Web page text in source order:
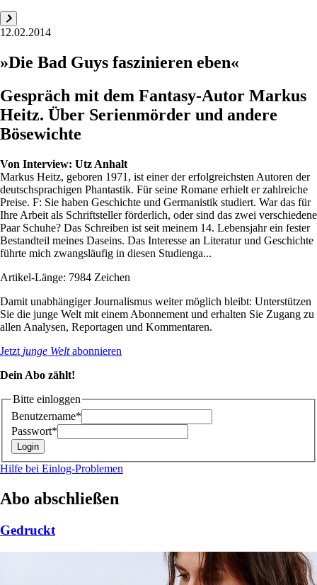
12.02.2014
»Die Bad Guys faszinieren eben«
Gespräch mit dem Fantasy-Autor Markus
Heitz. Über Serienmörder und andere
Bösewichte
Von Interview: Utz Anhalt
Markus Heitz, geboren 1971, ist einer der erfolgreichsten Autoren der
deutschsprachigen Phantastik. Für seine Romane erhielt er zahlreiche
Preise. F: Sie haben Geschichte und Germanistik studiert. War das für
Ihre Arbeit als Schriftsteller förderlich, oder sind das zwei verschiedene
Paar Schuhe? Das Schreiben ist seit meinem 14. Lebensjahr ein fester
Bestandteil meines Daseins. Das Interesse an Literatur und Geschichte
führte mich zwangsläufig in diesen Studienga...
Artikel-Länge: 7984 Zeichen
Damit unabhängiger Journalismus weiter möglich bleibt: Unterstützen
Sie die junge Welt mit einem Abonnement und erhalten Sie Zugang zu
allen Analysen, Reportagen und Kommentaren.
Jetzt junge Weltabonnieren
Dein Abo zählt!
Bitte einloggen
Benutzername*
Passwort*
Hilfe bei Einlog-Problemen
Abo abschließen
Gedruckt